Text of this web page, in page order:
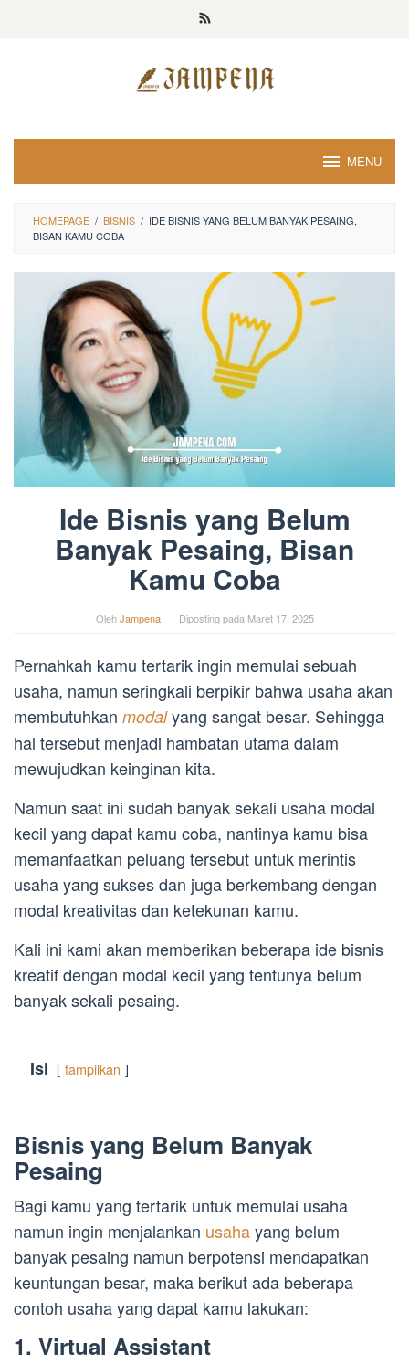
MENU
HOMEPAGE / BISNIS / IDE BISNIS YANG BELUM BANYAK PESAING,
BISAN KAMU COBA
Ide Bisnis yang Belum
Banyak Pesaing, Bisan
Kamu Coba
OlehJampena Diposting pada Maret 17, 2025
Pernahkah kamu tertarik ingin memulai sebuah
usaha, namun seringkali berpikir bahwa usaha akan
membutuhkan modalyang sangat besar. Sehingga
hal tersebut menjadi hambatan utama dalam
mewujudkan keinginan kita.
Namun saat ini sudah banyak sekali usaha modal
kecil yang dapat kamu coba, nantinya kamu bisa
memanfaatkan peluang tersebut untuk merintis
usaha yang sukses dan juga berkembang dengan
modal kreativitas dan ketekunan kamu.
Kali ini kami akan memberikan beberapa ide bisnis
kreatif dengan modal kecil yang tentunya belum
banyak sekali pesaing.
Isi tampilkan
Bisnis yang Belum Banyak
Pesaing
Bagi kamu yang tertarik untuk memulai usaha
namun ingin menjalankan usahayang belum
banyak pesaing namun berpotensi mendapatkan
keuntungan besar, maka berikut ada beberapa
contoh usaha yang dapat kamu lakukan:
1. Virtual Assistant